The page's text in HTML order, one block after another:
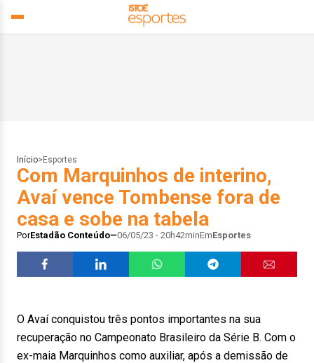
Início> Esportes
Com Marquinhos de interino,
Avaí vence Tombense fora de
casa e sobe na tabela
PorEstadão Conteúdo 06/05/23 - 20h42minEmEsportes
O Avaí conquistou três pontos importantes na sua
recuperação no Campeonato Brasileiro da Série B. Com o
ex-maia Marquinhos como auxiliar, após a demissão de